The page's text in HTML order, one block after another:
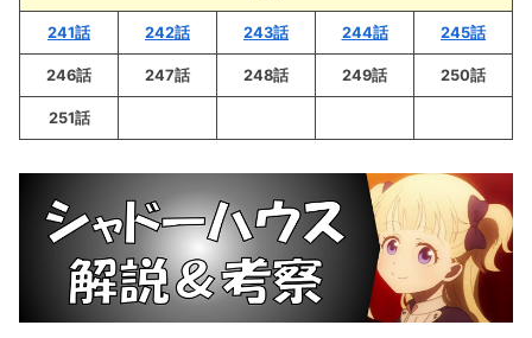
241話 242話 243話 244話 245話
246話 247話 248話 249話 250話
251話